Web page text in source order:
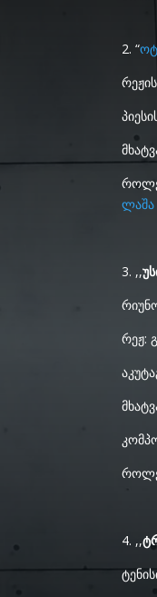
2. “
ლაშა
3. ,,
რეჟ:
4. ,,